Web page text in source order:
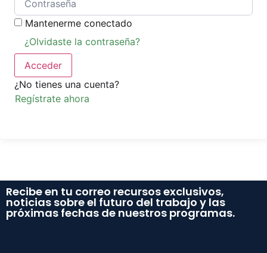
Mantenerme conectado
¿Olvidaste la contraseña?
Acceder
¿No tienes una cuenta?
Regístrate ahora
Recibe en tu correo recursos exclusivos,
noticias sobre el futuro del trabajo y las
próximas fechas de nuestros programas.